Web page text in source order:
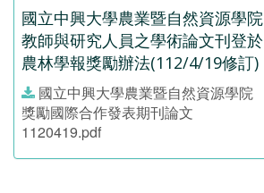
國立中興大學農業暨自然資源學院
教師與研究人員之學術論文刊登於
農林學報獎勵辦法(112/4/19修訂)
國立中興大學農業暨自然資源學院
獎勵國際合作發表期刊論文
1120419.pdf